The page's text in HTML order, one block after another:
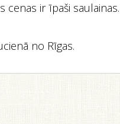
cenas ir īpaši saulainas.
no Rīgas.